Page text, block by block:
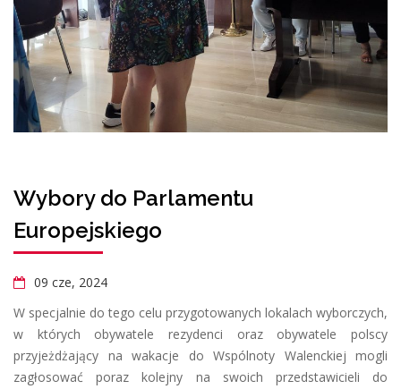
Wybory do Parlamentu
Europejskiego
09 cze, 2024
W specjalnie do tego celu przygotowanych lokalach wyborczych,
w których obywatele rezydenci oraz obywatele polscy
przyjeżdżający na wakacje do Wspólnoty Walenckiej mogli
zagłosować poraz kolejny na swoich przedstawicieli do